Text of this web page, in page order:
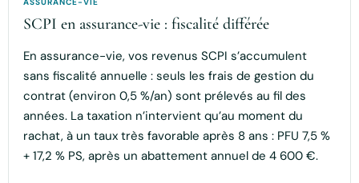
SCPI en assurance-vie : fiscalité différée
En assurance-vie, vos revenus SCPI s’accumulent
sans fiscalité annuelle : seuls les frais de gestion du
contrat (environ 0,5 %/an) sont prélevés au fil des
années. La taxation n’intervient qu’au moment du
rachat, à un taux très favorable après 8 ans : PFU 7,5 %
+ 17,2 % PS, après un abattement annuel de 4 600 €.